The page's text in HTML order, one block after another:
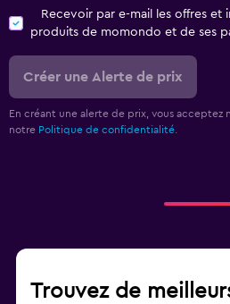
Recevoir par e-mail les offres et
produits de momondo et de ses
Créer une Alerte de prix
En créant une alerte de prix, vous acceptez
notre Politique de confidentialité.
Trouvez de